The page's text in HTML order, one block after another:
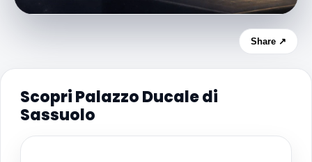
Share ↗
Scopri Palazzo Ducale di
Sassuolo